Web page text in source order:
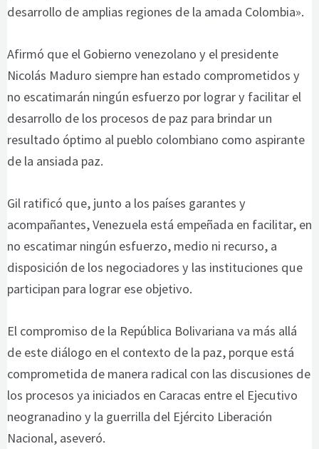
desarrollo de amplias regiones de la amada Colombia».
Afirmó que el Gobierno venezolano y el presidente
Nicolás Maduro siempre han estado comprometidos y
no escatimarán ningún esfuerzo por lograr y facilitar el
desarrollo de los procesos de paz para brindar un
resultado óptimo al pueblo colombiano como aspirante
de la ansiada paz.
Gil ratificó que, junto a los países garantes y
acompañantes, Venezuela está empeñada en facilitar, en
no escatimar ningún esfuerzo, medio ni recurso, a
disposición de los negociadores y las instituciones que
participan para lograr ese objetivo.
El compromiso de la República Bolivariana va más allá
de este diálogo en el contexto de la paz, porque está
comprometida de manera radical con las discusiones de
los procesos ya iniciados en Caracas entre el Ejecutivo
neogranadino y la guerrilla del Ejército Liberación
Nacional, aseveró.